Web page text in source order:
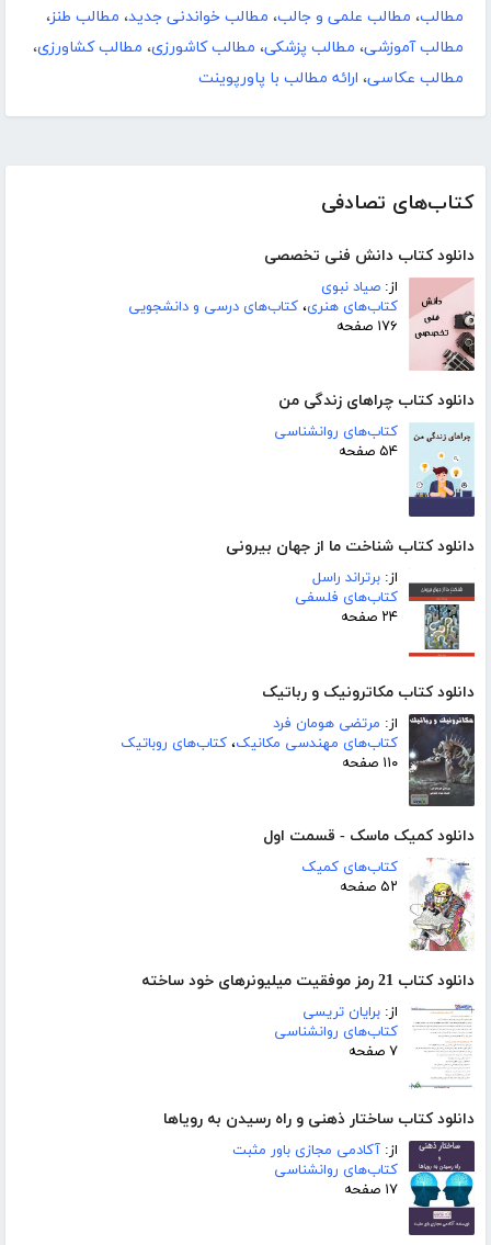
کتاب‌های تصادفی
دانلود کتاب دانش فنی تخصصی
از: صیاد نبوی
کتاب‌های هنری، کتاب‌های درسی و دانشجویی
۱۷۶ صفحه
دانلود کتاب چراهای زندگی من
کتاب‌های روانشناسی
۵۴ صفحه
دانلود کتاب شناخت ما از جهان بیرونی
از: برتراند راسل
کتاب‌های فلسفی
۲۴ صفحه
دانلود کتاب مکاترونیک و رباتیک
از: مرتضی هومان فرد
کتاب‌های مهندسی مکانیک، کتاب‌های روباتیک
۱۱۰ صفحه
دانلود کمیک ماسک - قسمت اول
کتاب‌های کمیک
۵۲ صفحه
دانلود کتاب 21 رمز موفقیت میلیونرهای خود ساخته
از: برایان تریسی
کتاب‌های روانشناسی
۷ صفحه
دانلود کتاب ساختار ذهنی و راه رسیدن به رویاها
از: آکادمی مجازی باور مثبت
کتاب‌های روانشناسی
۱۷ صفحه
مطالب، مطالب علمی و جالب، مطالب خواندنی جدید، مطالب طنز،
مطالب آموزشی، مطالب پزشکی، مطالب کاشورزی، مطالب کشاورزی،
مطالب عکاسی، ارائه مطالب با پاورپوینت